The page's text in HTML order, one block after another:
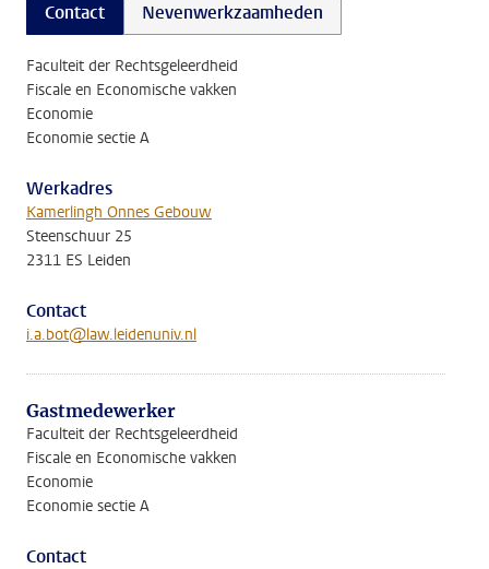
Contact Nevenwerkzaamheden
Faculteit der Rechtsgeleerdheid
Fiscale en Economische vakken
Economie
Economie sectie A
Werkadres
Kamerlingh Onnes Gebouw
Steenschuur 25
2311 ES Leiden
Contact
i.a.bot@law.leidenuniv.nl
Gastmedewerker
Faculteit der Rechtsgeleerdheid
Fiscale en Economische vakken
Economie
Economie sectie A
Contact